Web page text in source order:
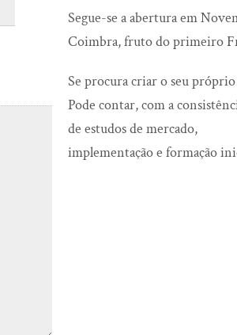
Segue-se a abertura em
Coimbra, fruto do primeiro
Se procura criar o seu
Pode contar, com a
de estudos de mercado,
implementação e formação